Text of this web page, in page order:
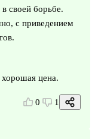
своей борьбе.
с приведением
цена.
0 1